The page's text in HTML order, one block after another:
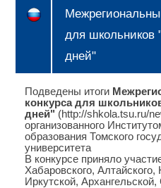
для школьников
дней"
Подведены итоги
конкурса для
дней" (http://shkola.tsu.ru/
организованного
образования Томского
университета
В конкурсе приняло
Хабаровского, Алтайского,
Иркутской, Архангельской,